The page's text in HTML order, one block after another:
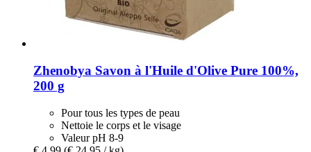
Zhenobya Savon à l'Huile d'Olive Pure 100%,
200 g
Pour tous les types de peau
Nettoie le corps et le visage
Valeur pH 8-9